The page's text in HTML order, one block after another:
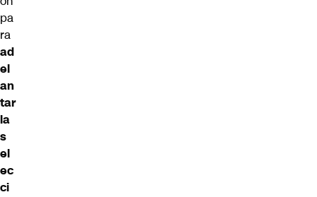
pa
ra
ad
el
an
tar
la
s
el
ec
ci